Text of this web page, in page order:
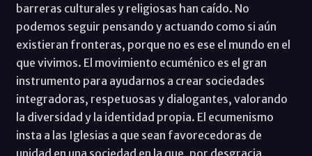
barreras culturales y religiosas han caído. No
podemos seguir pensando y actuando como si aún
existieran fronteras, porque no es ese el mundo en el
que vivimos. El movimiento ecuménico es el gran
instrumento para ayudarnos a crear sociedades
integradoras, respetuosas y dialogantes, valorando
la diversidad y la identidad propia. El ecumenismo
insta a las Iglesias a que sean favorecedoras de
unidad en una sociedad en la que, por desgracia,